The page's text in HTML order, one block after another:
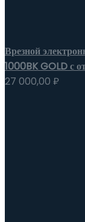
Врезной
1000BK GOLD с
27 000,00 ₽